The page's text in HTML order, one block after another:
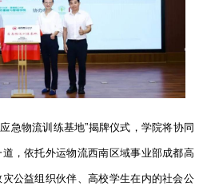
应急物流训练基地”揭牌仪式，学院将协同
，依托外运物流西南区域事业部成都高
公益组织伙伴、高校学生在内的社会公